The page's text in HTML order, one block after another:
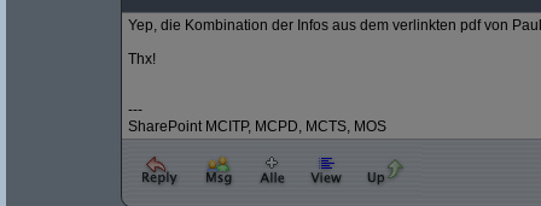
Yep, die Kombination der Infos aus dem verlinkten pdf von
Thx!
---
SharePoint MCITP, MCPD, MCTS, MOS